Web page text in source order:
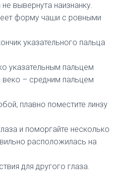
вывернута наизнанку.
форму чаши с ровными
указательного пальца
указательным пальцем
веко – средним пальцем
плавно поместите линзу
и поморгайте несколько
расположилась на
для другого глаза.